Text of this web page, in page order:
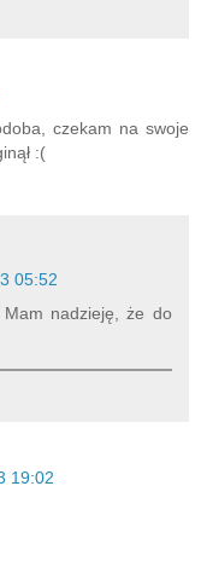
czekam na swoje
:(
05:52
nadzieję, że do
19:02